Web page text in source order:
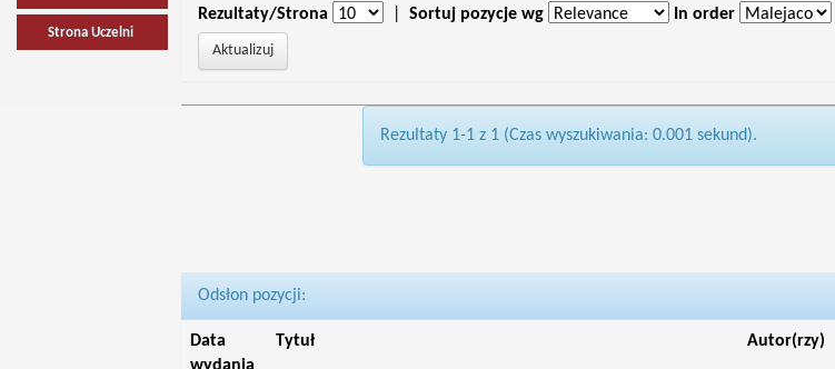
Strona Uczelni
Rezultaty/Strona Sortuj pozycje wg In order
Rezultaty 1-1 z 1 (Czas wyszukiwania: 0.001 sekund).
Odsłon pozycji:
Data
Tytuł Autor(rzy)